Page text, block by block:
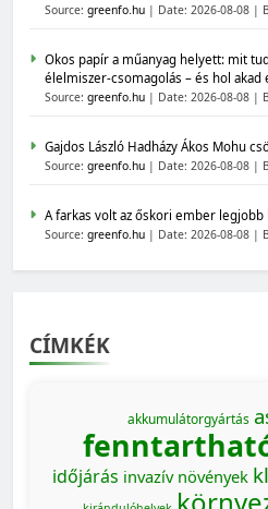
Source: greenfo.hu Date: 2026-08-08
Okos papír a műanyag helyett: mit
élelmiszer-csomagolás – és hol akad
Source: greenfo.hu Date: 2026-08-08
Gajdos László Hadházy Ákos Mohu
Source: greenfo.hu Date: 2026-08-08
A farkas volt az őskori ember legjobb
Source: greenfo.hu Date: 2026-08-08
CÍMKÉK
akkumulátorgyártás
időjárás invazív növények